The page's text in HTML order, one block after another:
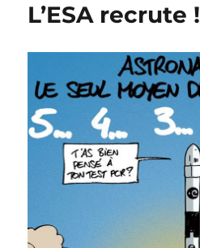
L’ESA recrute !